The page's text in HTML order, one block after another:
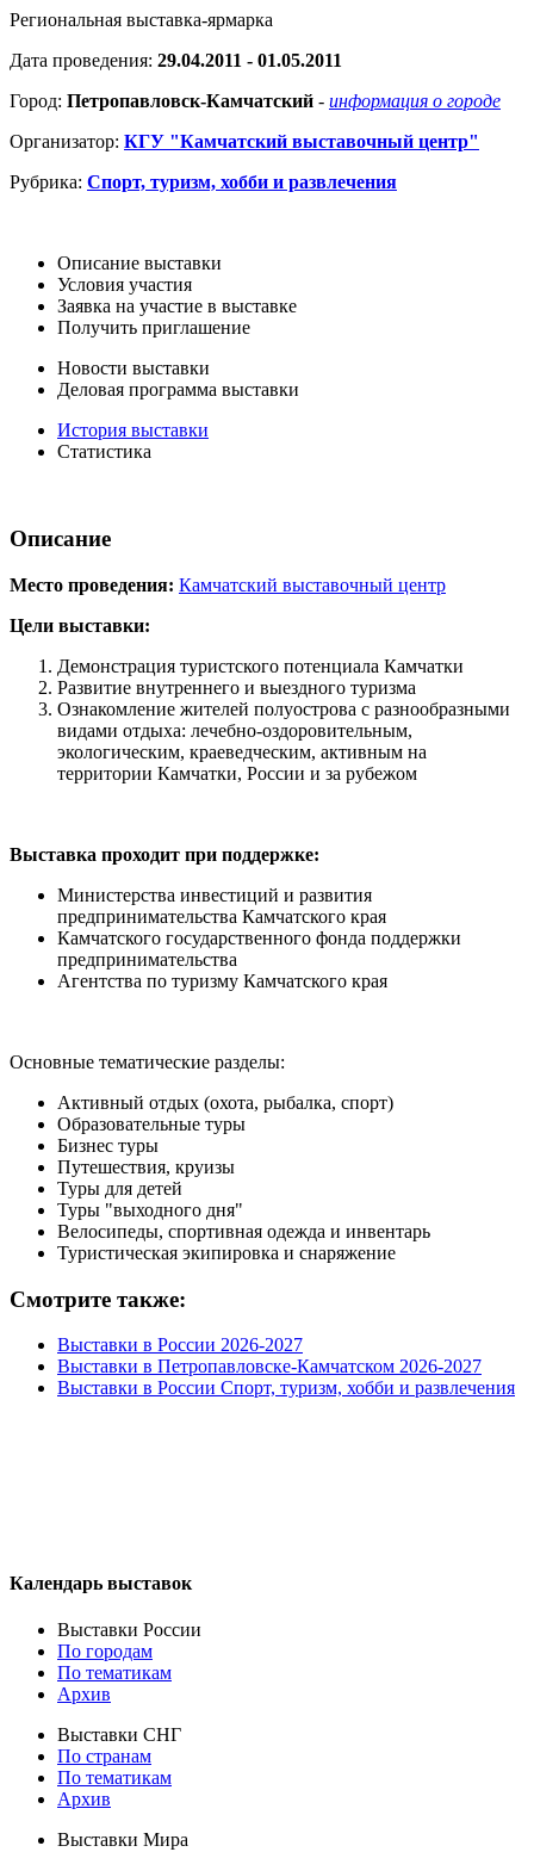
Региональная выставка-ярмарка
Дата проведения: 29.04.2011 - 01.05.2011
Город: Петропавловск-Камчатский - информация о городе
Организатор: КГУ "Камчатский выставочный центр"
Рубрика: Спорт, туризм, хобби и развлечения
Описание выставки
Условия участия
Заявка на участие в выставке
Получить приглашение
Новости выставки
Деловая программа выставки
История выставки
Статистика
Описание
Место проведения: Камчатский выставочный центр
Цели выставки:
Демонстрация туристского потенциала Камчатки
Развитие внутреннего и выездного туризма
Ознакомление жителей полуострова с разнообразными
видами отдыха: лечебно-оздоровительным,
экологическим, краеведческим, активным на
территории Камчатки, России и за рубежом
Выставка проходит при поддержке:
Министерства инвестиций и развития
предпринимательства Камчатского края
Камчатского государственного фонда поддержки
предпринимательства
Агентства по туризму Камчатского края
Основные тематические разделы:
Активный отдых (охота, рыбалка, спорт)
Образовательные туры
Бизнес туры
Путешествия, круизы
Туры для детей
Туры "выходного дня"
Велосипеды, спортивная одежда и инвентарь
Туристическая экипировка и снаряжение
Смотрите также:
Выставки в России 2026-2027
Выставки в Петропавловске-Камчатском 2026-2027
Выставки в России Спорт, туризм, хобби и развлечения
Календарь выставок
Выставки России
По городам
По тематикам
Архив
Выставки СНГ
По странам
По тематикам
Архив
Выставки Мира